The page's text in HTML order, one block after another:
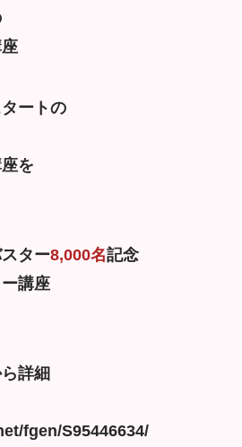
ートの
を
ター8,000名記念
講座
詳細
fgen/S95446634/